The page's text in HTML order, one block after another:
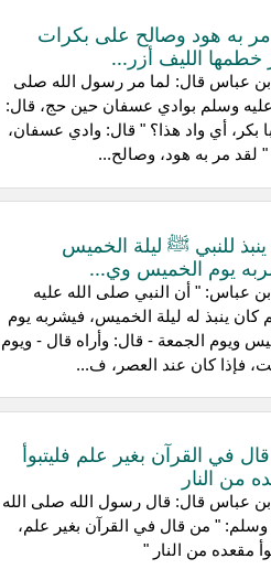
مر به هود وصالح على بكرات
الليف أزر...
عباس قال: لما مر رسول الله صلى
عليه وسلم بوادي عسفان حين حج، قال:
بكر، أي واد هذا؟ " قال: وادي عسفان،
لقد مر به هود، وصالح...
كان ينبذ للنبي ﷺ ليلة الخميس
يوم الخميس وي...
عباس: " أن النبي صلى الله عليه
كان ينبذ له ليلة الخميس، فيشربه يوم
ويوم الجمعة - قال: وأراه قال - ويوم
فإذا كان عند العصر، ف...
في القرآن بغير علم فليتبوأ
من النار
عباس قال: قال رسول الله صلى الله
وسلم: " من قال في القرآن بغير علم،
مقعده من النار "